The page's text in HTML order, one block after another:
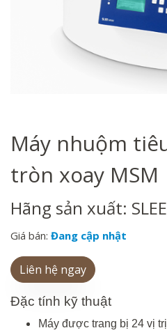
Máy nhuộm
tròn xoay MSM
Hãng sản xuất:
Giá bán: Đang cập nhật
Liên hệ ngay
Đặc tính kỹ thuật
Máy được trang bị 24 vị